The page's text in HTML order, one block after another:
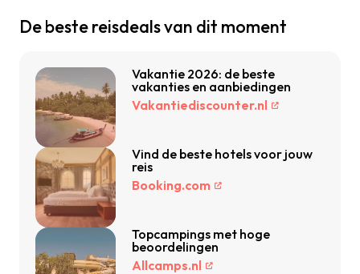
De beste reisdeals van dit moment
Vakantie 2026: de beste
vakanties en aanbiedingen
Vakantiediscounter.nl
Vind de beste hotels voor jouw
reis
Booking.com
Topcampings met hoge
beoordelingen
Allcamps.nl